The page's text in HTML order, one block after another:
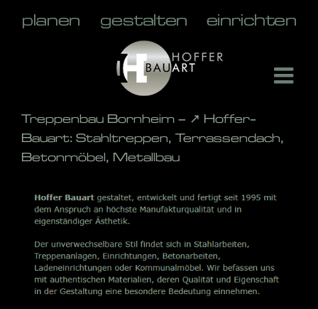
Treppenbau Bornheim – ↗️ Hoffer-
Bauart: Stahltreppen, Terrassendach,
Betonmöbel, Metallbau